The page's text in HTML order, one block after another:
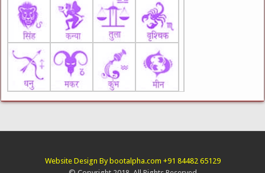
Website Design By bootalpha.com +91 84482 65129